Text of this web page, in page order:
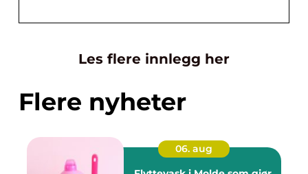
Les flere innlegg her
Flere nyheter
06. aug